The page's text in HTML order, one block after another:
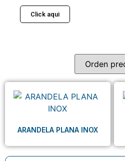
Click aqui
ARANDELA PLANA INOX